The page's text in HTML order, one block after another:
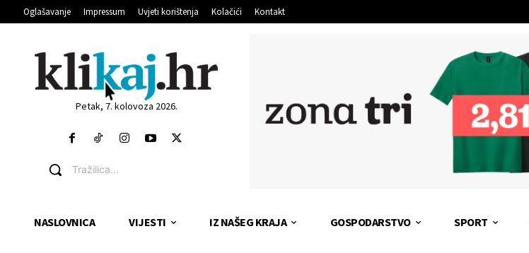
Oglašavanje Impressum Uvjeti korištenja Kolačići Kontakt
Petak, 7. kolovoza 2026.
Tražilica...
NASLOVNICA VIJESTI IZ NAŠEG KRAJA GOSPODARSTVO SPORT